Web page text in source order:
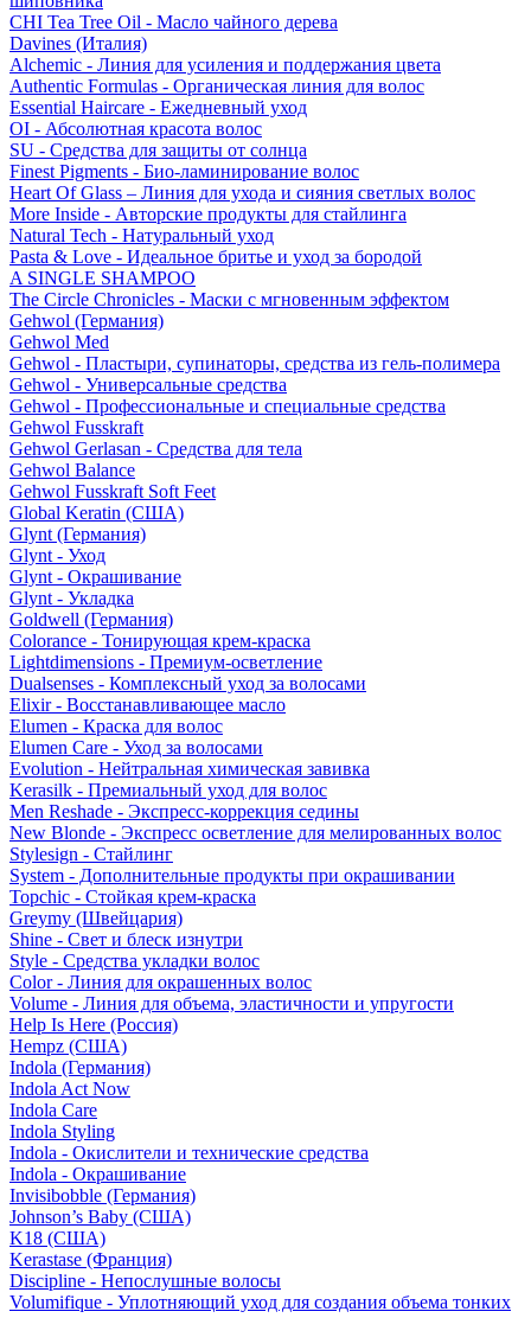
CHI Tea Tree Oil - Масло чайного дерева
Davines (Италия)
Alchemic - Линия для усиления и поддержания цвета
Authentic Formulas - Органическая линия для волос
Essential Haircare - Eжедневный уход
OI - Абсолютная красота волос
SU - Средства для защиты от солнца
Finest Pigments - Био-ламинирование волос
Heart Of Glass – Линия для ухода и сияния светлых волос
More Inside - Авторские продукты для стайлинга
Natural Tech - Натуральный уход
Pasta & Love - Идеальное бритье и уход за бородой
A SINGLE SHAMPOO
The Circle Chronicles - Маски с мгновенным эффектом
Gehwol (Германия)
Gehwol Med
Gehwol - Пластыри, супинаторы, средства из гель-полимера
Gehwol - Универсальные средства
Gehwol - Профессиональные и специальные средства
Gehwol Fusskraft
Gehwol Gerlasan - Средства для тела
Gehwol Balance
Gehwol Fusskraft Soft Feet
Global Keratin (США)
Glynt (Германия)
Glynt - Уход
Glynt - Окрашивание
Glynt - Укладка
Goldwell (Германия)
Colorance - Тонирующая крем-краска
Lightdimensions - Премиум-осветление
Dualsenses - Комплексный уход за волосами
Elixir - Восстанавливающее масло
Elumen - Краска для волос
Elumen Care - Уход за волосами
Evolution - Нейтральная химическая завивка
Kerasilk - Премиальный уход для волос
Men Reshade - Экспресс-коррекция седины
New Blonde - Экспресс осветление для мелированных волос
Stylesign - Стайлинг
System - Дополнительные продукты при окрашивании
Topchic - Стойкая крем-краска
Greymy (Швейцария)
Shine - Свет и блеск изнутри
Style - Средства укладки волос
Color - Линия для окрашенных волос
Volume - Линия для объема, эластичности и упругости
Help Is Here (Россия)
Hempz (США)
Indola (Германия)
Indola Act Now
Indola Care
Indola Styling
Indola - Окислители и технические средства
Indola - Окрашивание
Invisibobble (Германия)
Johnson’s Baby (США)
K18 (США)
Kerastase (Франция)
Discipline - Непослушные волосы
Volumifique - Уплотняющий уход для создания объема тонких